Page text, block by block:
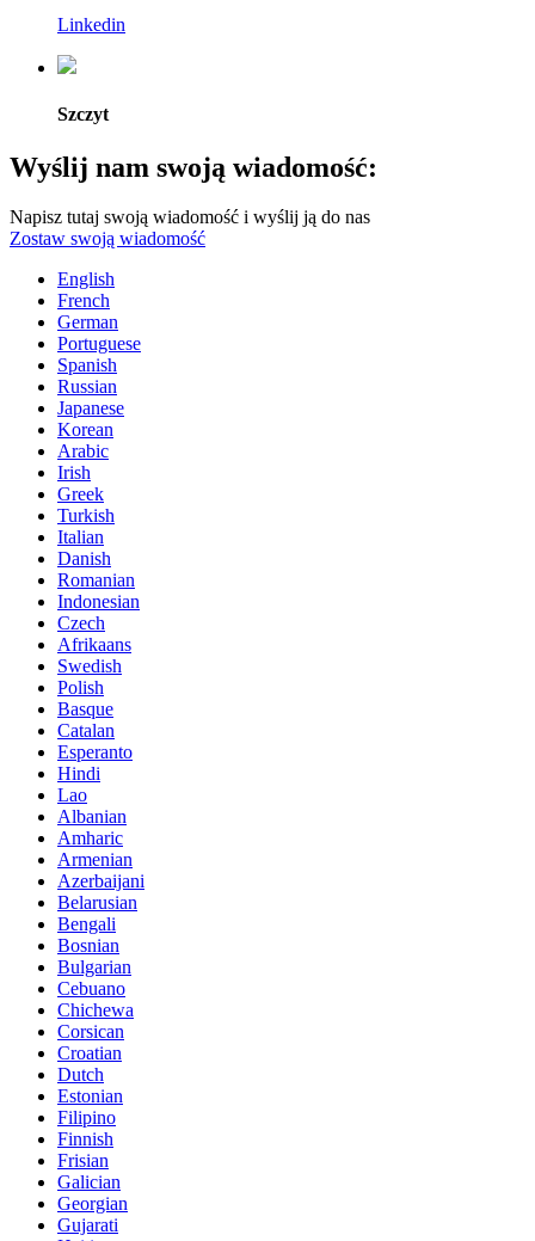
Linkedin
Szczyt
Wyślij nam swoją wiadomość:
Napisz tutaj swoją wiadomość i wyślij ją do nas
Zostaw swoją wiadomość
English
French
German
Portuguese
Spanish
Russian
Japanese
Korean
Arabic
Irish
Greek
Turkish
Italian
Danish
Romanian
Indonesian
Czech
Afrikaans
Swedish
Polish
Basque
Catalan
Esperanto
Hindi
Lao
Albanian
Amharic
Armenian
Azerbaijani
Belarusian
Bengali
Bosnian
Bulgarian
Cebuano
Chichewa
Corsican
Croatian
Dutch
Estonian
Filipino
Finnish
Frisian
Galician
Georgian
Gujarati